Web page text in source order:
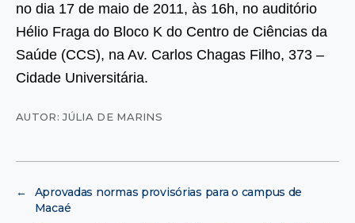
no dia 17 de maio de 2011, às 16h, no auditório
Hélio Fraga do Bloco K do Centro de Ciências da
Saúde (CCS), na Av. Carlos Chagas Filho, 373 –
Cidade Universitária.
AUTOR: JÚLIA DE MARINS
←
Aprovadas normas provisórias para o campus de
Macaé